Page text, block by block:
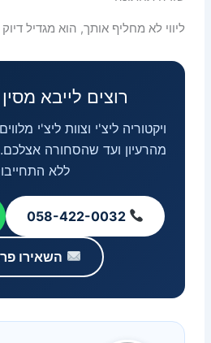
ליווי לא מחליף אותך, הוא מגדיל
רוצים לייבא
ויקטוריה ליצ'י וצוות ליצ'י
מהרעיון ועד שהסחורה
ללא
השאירו